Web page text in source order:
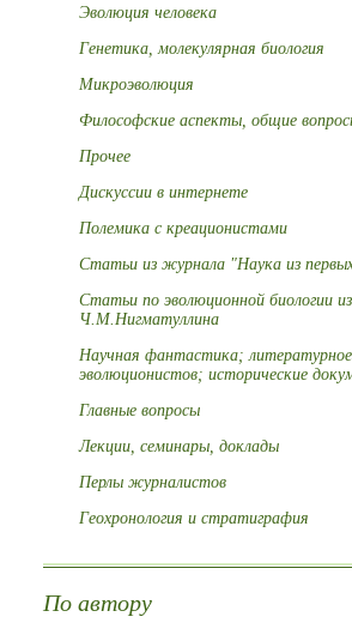
Эволюция человека
Генетика, молекулярная биология
Микроэволюция
Философские аспекты, общие
Прочее
Дискуссии в интернете
Полемика с креационистами
Статьи из журнала "Наука из
Статьи по эволюционной биологии
Ч.М.Нигматуллина
Научная фантастика;
эволюционистов; исторические
Главные вопросы
Лекции, семинары, доклады
Перлы журналистов
Геохронология и стратиграфия
По автору